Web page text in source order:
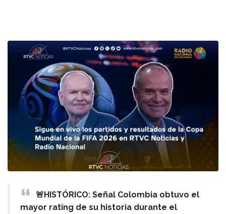
🚨HISTÓRICO: Señal Colombia obtuvo el
mayor rating de su historia durante el